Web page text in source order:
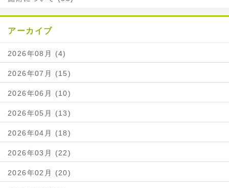
アーカイブ
2026年08月 (4)
2026年07月 (15)
2026年06月 (10)
2026年05月 (13)
2026年04月 (18)
2026年03月 (22)
2026年02月 (20)